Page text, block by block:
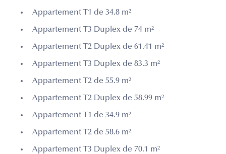
Appartement T1 de 34.8 m²
Appartement T3 Duplex de 74 m²
Appartement T2 Duplex de 61.41 m²
Appartement T3 Duplex de 83.3 m²
Appartement T2 de 55.9 m²
Appartement T2 Duplex de 58.99 m²
Appartement T1 de 34.9 m²
Appartement T2 de 58.6 m²
Appartement T3 Duplex de 70.1 m²